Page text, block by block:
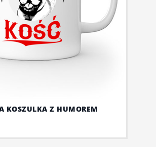
KOSZULKA Z HUMOREM